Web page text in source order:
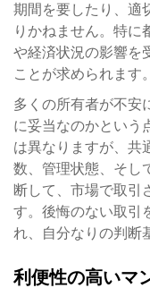
期間を要したり、適
りかねません。特に
や経済状況の影響を
ことが求められます。
多くの所有者が不安
に妥当なのかという
は異なりますが、共
数、管理状態、そし
断して、市場で取引
す。後悔のない取引
れ、自分なりの判断
利便性の高いマ